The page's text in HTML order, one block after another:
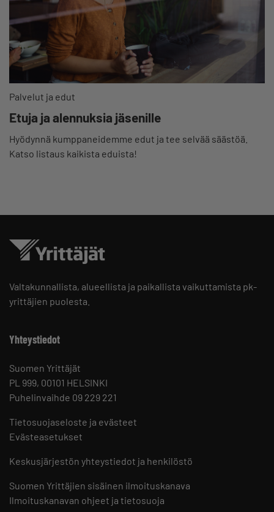
Palvelut ja edut
Etuja ja alennuksia jäsenille
Hyödynnä kumppaneidemme edut ja tee selvää säästöä.
Katso listaus kaikista eduista!
Valtakunnallista, alueellista ja paikallista vaikuttamista pk-
yrittäjien puolesta.
Yhteystiedot
Suomen Yrittäjät
PL 999, 00101 HELSINKI
Puhelinvaihde 09 229 221
Tietosuojaseloste ja evästeet
Evästeasetukset
Keskusjärjestön yhteystiedot ja henkilöstö
Suomen Yrittäjien sisäinen ilmoituskanava
Ilmoituskanavan ohjeet ja tietosuoja